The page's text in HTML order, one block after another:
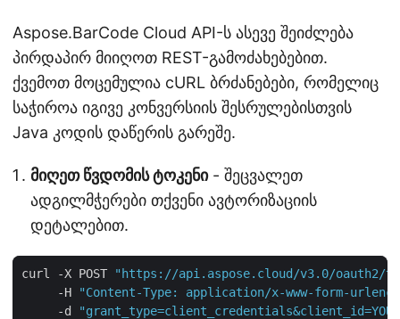
Aspose.BarCode Cloud API-ს ასევე შეიძლება
პირდაპირ მიიღოთ REST-გამოძახებებით.
ქვემოთ მოცემულია cURL ბრძანებები, რომელიც
საჭიროა იგივე კონვერსიის შესრულებისთვის
Java კოდის დაწერის გარეშე.
მიღეთ წვდომის ტოკენი- შეცვალეთ
ადგილმჭერები თქვენი ავტორიზაციის
დეტალებით.
curl -X POST
"https://api.aspose.cloud/v3.0/oauth2/
     -H
"Content-Type: application/x-www-form-
     -d